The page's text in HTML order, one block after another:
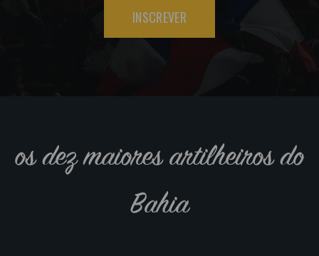
INSCREVER
os dez maiores artilheiros do
Bahia